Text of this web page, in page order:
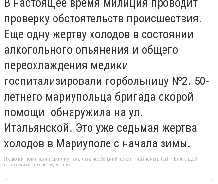
В настоящее время милиция проводит
проверку обстоятельств происшествия.
Еще одну жертву холодов в состоянии
алкогольного опьянения и общего
переохлаждения медики
госпитализировали горбольницу №2. 50-
летнего мариупольца бригада скорой
помощи обнаружила на ул.
Итальянской. Это уже седьмая жертва
холодов в Мариуполе с начала зимы.
Якщо ви помітили помилку, виділіть необхідний текст і натисніть Ctrl + Enter, щоб
повідомити про це редакцію